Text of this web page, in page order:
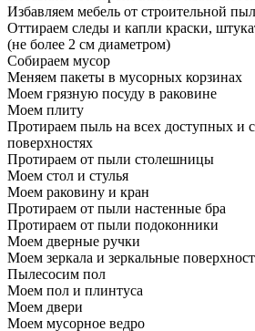
Избавляем мебель от строительной
Оттираем следы и капли краски,
(не более 2 см диаметром)
Собираем мусор
Меняем пакеты в мусорных корзинах
Моем грязную посуду в раковине
Моем плиту
Протираем пыль на всех доступных и
поверхностях
Протираем от пыли столешницы
Моем стол и стулья
Моем раковину и кран
Протираем от пыли настенные бра
Протираем от пыли подоконники
Моем дверные ручки
Моем зеркала и зеркальные
Пылесосим пол
Моем пол и плинтуса
Моем двери
Моем мусорное ведро